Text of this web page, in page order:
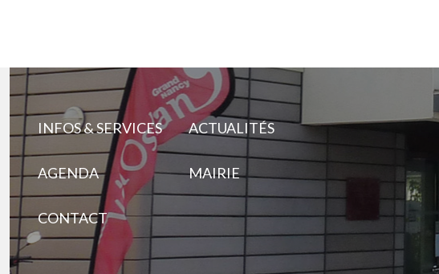
INFOS & SERVICES ACTUALITÉS
AGENDA MAIRIE
CONTACT